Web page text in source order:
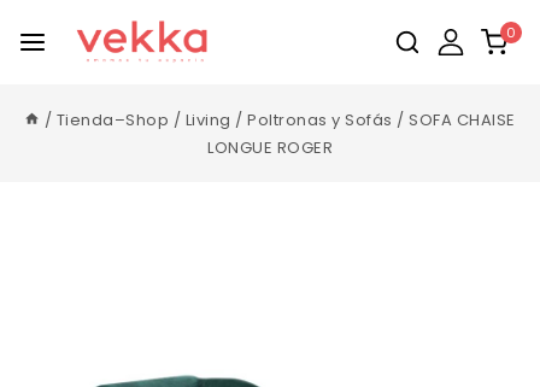
0
/ Tienda–Shop / Living / Poltronas y Sofás / SOFA CHAISE
LONGUE ROGER